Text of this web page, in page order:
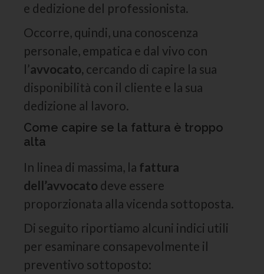
e dedizione del professionista.
Occorre, quindi, una conoscenza
personale, empatica e dal vivo con
l’avvocato, cercando di capire la sua
disponibilità con il cliente e la sua
dedizione al lavoro.
Come capire se la fattura è troppo
alta
In linea di massima, la fattura
dell’avvocato deve essere
proporzionata alla vicenda sottoposta.
Di seguito riportiamo alcuni indici utili
per esaminare consapevolmente il
preventivo sottoposto: